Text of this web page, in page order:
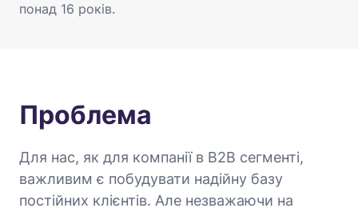
понад 16 років.
Проблема
Для нас, як для компанії в B2B сегменті,
важливим є побудувати надійну базу
постійних клієнтів. Але незважаючи на